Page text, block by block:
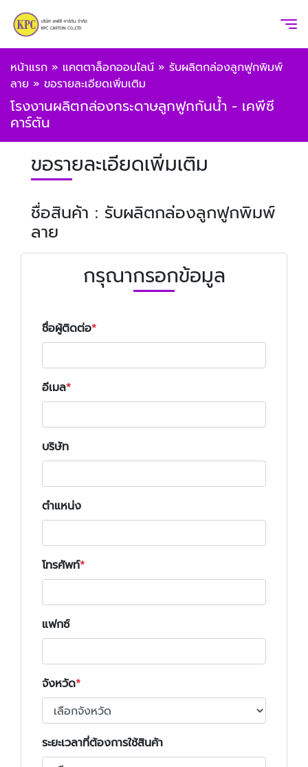
หน้าแรก » แคตตาล็อกออนไลน์ » รับผลิตกล่องลูกฟูกพิมพ์
ลาย » ขอรายละเอียดเพิ่มเติม
โรงงานผลิตกล่องกระดาษลูกฟูกกันน้ำ - เคพีซี
คาร์ตัน
ขอรายละเอียดเพิ่มเติม
ชื่อสินค้า : รับผลิตกล่องลูกฟูกพิมพ์
ลาย
กรุณากรอกข้อมูล
ชื่อผู้ติดต่อ
อีเมล
บริษัท
ตำแหน่ง
โทรศัพท์
แฟกซ์
จังหวัด
ระยะเวลาที่ต้องการใช้สินค้า